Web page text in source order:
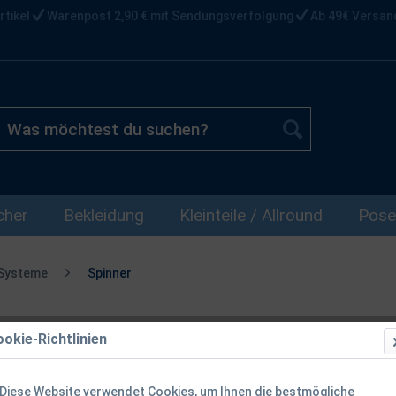
Warenpost 2,90 € mit Sendungsverfolgung Ab 49€
Bekleidung Kleinteile / Allround
Spinner
Balzer
5g 7g 10g
Richtlinien
Diese Website verwendet Cookies, um Ihnen die bestmögliche